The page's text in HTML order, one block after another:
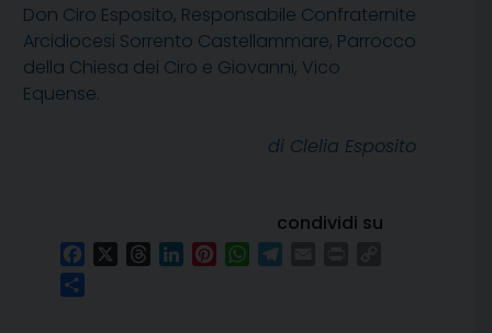
Don Ciro Esposito, Responsabile Confraternite
Arcidiocesi Sorrento Castellammare, Parrocco
della Chiesa dei Ciro e Giovanni, Vico
Equense.
di Clelia Esposito
condividi su
FacebookThreadsLinkedInPinterestWhatsApp